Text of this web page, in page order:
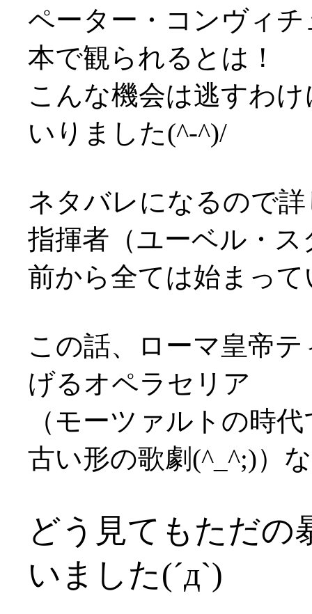
ペーター・コンヴィ
本で観られるとは！
こんな機会は逃すわ
いりました(^-^)/
ネタバレになるので
指揮者（ユーベル・
前から全ては始まっ
この話、ローマ皇帝
げるオペラセリア
（モーツァルトの時
古い形の歌劇(^_^;)）
どう見てもただの
いました(´д`)